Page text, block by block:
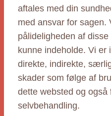
aftales med din
med ansvar for sagen.
pålideligheden af
kunne indeholde. Vi er
direkte, indirekte,
skader som følge af
dette websted og
selvbehandling.